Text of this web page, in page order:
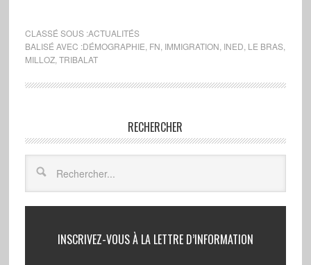
CLASSÉ SOUS :ACTUALITÉS
BALISÉ AVEC :DÉMOGRAPHIE FN IMMIGRATION INED LE BRAS,
MILLOZ, TRIBALAT
RECHERCHER
INSCRIVEZ-VOUS À LA LETTRE D’INFORMATION